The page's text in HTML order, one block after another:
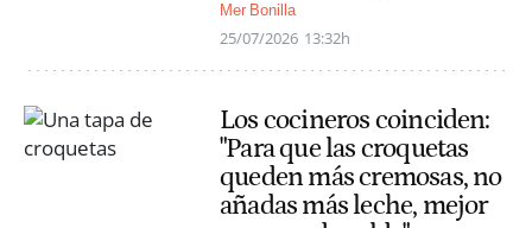
Mer Bonilla
25/07/2026 13:32h
Los cocineros coinciden:
"Para que las croquetas
queden más cremosas, no
añadas más leche, mejor